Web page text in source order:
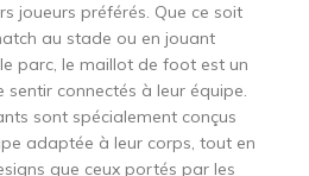
joueurs préférés. Que ce soit
au stade ou en jouant
parc, le maillot de foot est un
sentir connectés à leur équipe.
sont spécialement conçus
adaptée à leur corps, tout en
que ceux portés par les